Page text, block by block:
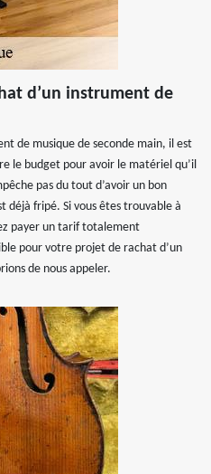
d’un instrument de
de musique de seconde main, il est
le budget pour avoir le matériel qu’il
pas du tout d’avoir un bon
déjà fripé. Si vous êtes trouvable à
payer un tarif totalement
pour votre projet de rachat d’un
de nous appeler.